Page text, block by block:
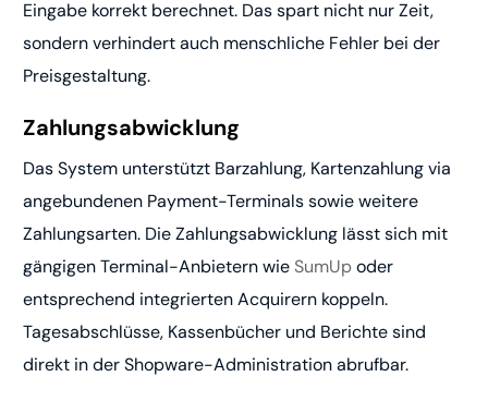
Eingabe korrekt berechnet. Das spart nicht nur Zeit,
sondern verhindert auch menschliche Fehler bei der
Preisgestaltung.
Zahlungsabwicklung
Das System unterstützt Barzahlung, Kartenzahlung via
angebundenen Payment-Terminals sowie weitere
Zahlungsarten. Die Zahlungsabwicklung lässt sich mit
gängigen Terminal-Anbietern wieSumUpoder
entsprechend integrierten Acquirern koppeln.
Tagesabschlüsse, Kassenbücher und Berichte sind
direkt in der Shopware-Administration abrufbar.